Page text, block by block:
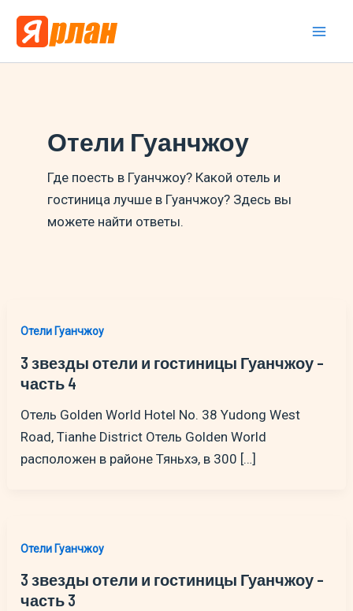
Отели Гуанчжоу
Где поесть в Гуанчжоу? Какой отель и
гостиница лучше в Гуанчжоу? Здесь вы
можете найти ответы.
Отели Гуанчжоу
3 звезды отели и гостиницы Гуанчжоу –
часть 4
Отель Golden World Hotel No. 38 Yudong West
Road, Tianhe District Отель Golden World
расположен в районе Тяньхэ, в 300 […]
Отели Гуанчжоу
3 звезды отели и гостиницы Гуанчжоу –
часть 3